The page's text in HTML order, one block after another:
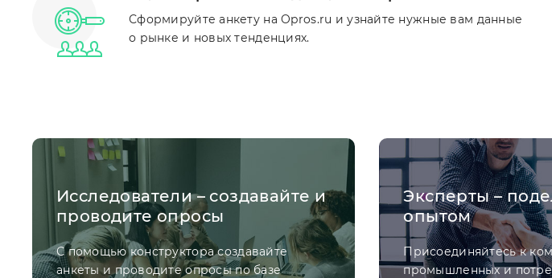
Сформируйте анкету на Opros.ru и узнайте нужные вам данные
о рынке и новых тенденциях.
Исследователи – создавайте и
проводите опросы
С помощью конструктора создавайте
анкеты и проводите опросы по базе
Эксперты –
опытом
Присоединяйтесь к
промышленных и